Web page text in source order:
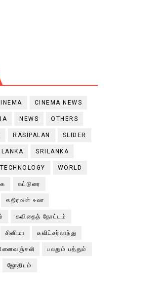
CINEMA NEWS
NEWS OTHERS
RASIPALAN SLIDER
SRILANKA
TECHNOLOGY WORLD
கட்டுரை
கதிரவன் உலா
கவிதைத் தோட்டம்
சினிமா சுவிட்சர்லாந்து
பலதும் பத்தும்
ஜோதிடம்